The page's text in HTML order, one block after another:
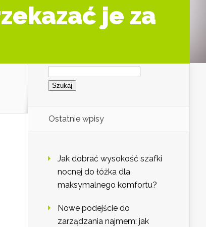
je za
Szukaj:
Ostatnie wpisy
Jak dobrać wysokość szafki
nocnej do łóżka dla
maksymalnego komfortu?
Nowe podejście do
zarządzania najmem: jak